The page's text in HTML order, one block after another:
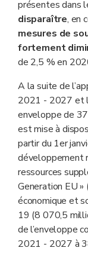
présentes dans
disparaître, en
mesures de
fortement
de 2,5 % en
A la suite de
2021 - 2027 et
enveloppe de
est mise à
partir du 1er
développement
ressources
Generation EU »
économique et
19 (8 070,5
de l’enveloppe
2021 - 2027 à